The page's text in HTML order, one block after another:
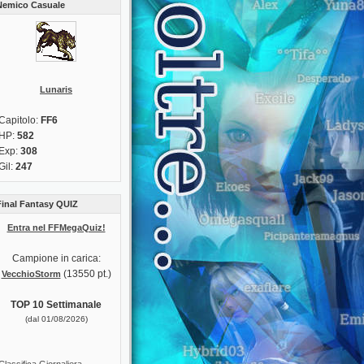
Casuale
Lunaris
FF6
HP: 582
Exp: 308
247
Fantasy QUIZ
Entra nel FFMegaQuiz!
Campione in carica:
VecchioStorm (13550 pt.)
TOP 10 Settimanale
(dal 01/08/2026)